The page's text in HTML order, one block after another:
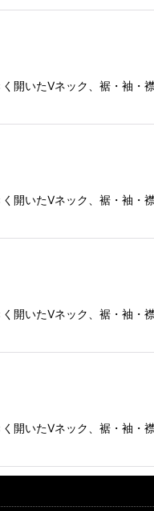
開いたVネック、裾・袖・
開いたVネック、裾・袖・
開いたVネック、裾・袖・
開いたVネック、裾・袖・